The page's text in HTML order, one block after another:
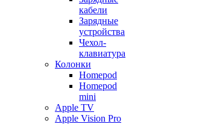
кабели
Зарядные
устройства
Чехол-
клавиатура
Колонки
Homepod
Homepod
mini
Apple TV
Apple Vision Pro